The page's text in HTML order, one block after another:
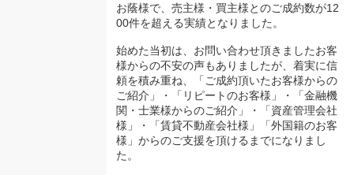
お蔭様で、売主様・買主様とのご成約数が12
00件を超える実績となりました。
始めた当初は、お問い合わせ頂きましたお客
様からの不安の声もありましたが、着実に信
頼を積み重ね、「ご成約頂いたお客様からの
ご紹介」・「リピートのお客様」・「金融機
関・士業様からのご紹介」・「資産管理会社
様」・「賃貸不動産会社様」「外国籍のお客
様」からのご支援を頂けるまでになりまし
た。